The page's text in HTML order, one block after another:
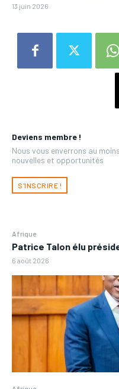
Deviens membre !
Nous vous enverrons au
nouvelles et opportunités
S'INSCRIRE !
Afrique
Patrice Talon élu
6 août 2026
13 juin 2026